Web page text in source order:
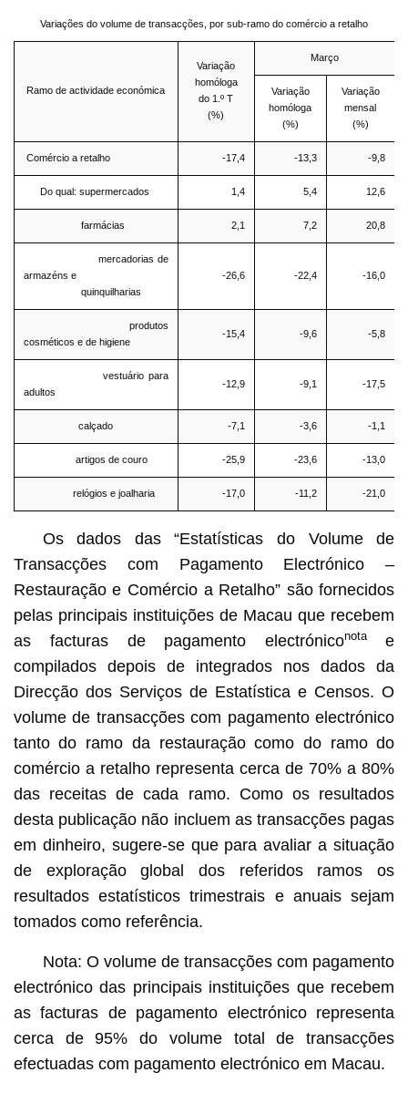
Variações do volume de transacções, por sub-ramo do comércio a retalho
Ramo de actividade económica
Variação
homóloga
do 1.º T
(%)
Março
Variação
homóloga
(%)
Variação
mensal
(%)
Comércio a retalho -17,4 -13,3 -9,8
Do qual: supermercados 1,4 5,4 12,6
farmácias 2,1 7,2 20,8
mercadorias de
armazéns e
quinquilharias
-26,6 -22,4 -16,0
produtos
cosméticos e de higiene
-15,4 -9,6 -5,8
vestuário para
adultos
-12,9 -9,1 -17,5
calçado -7,1 -3,6 -1,1
artigos de couro -25,9 -23,6 -13,0
relógios e joalharia -17,0 -11,2 -21,0
Os dados das “Estatísticas do Volume de
Transacções com Pagamento Electrónico –
Restauração e Comércio a Retalho” são fornecidos
pelas principais instituições de Macau que recebem
as facturas de pagamento electróniconota e
compilados depois de integrados nos dados da
Direcção dos Serviços de Estatística e Censos. O
volume de transacções com pagamento electrónico
tanto do ramo da restauração como do ramo do
comércio a retalho representa cerca de 70% a 80%
das receitas de cada ramo. Como os resultados
desta publicação não incluem as transacções pagas
em dinheiro, sugere-se que para avaliar a situação
de exploração global dos referidos ramos os
resultados estatísticos trimestrais e anuais sejam
tomados como referência.
Nota: O volume de transacções com pagamento
electrónico das principais instituições que recebem
as facturas de pagamento electrónico representa
cerca de 95% do volume total de transacções
efectuadas com pagamento electrónico em Macau.